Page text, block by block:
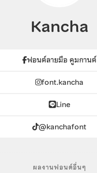
Kancha
ฟอนต์ลายมือ คูมกานต์
font.kancha
Line
@kanchafont
ผลงานฟอนต์อื่นๆ